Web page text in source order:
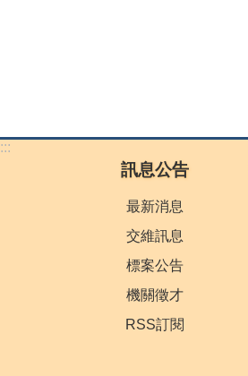
:::
訊息公告
最新消息
交維訊息
標案公告
機關徵才
RSS訂閱